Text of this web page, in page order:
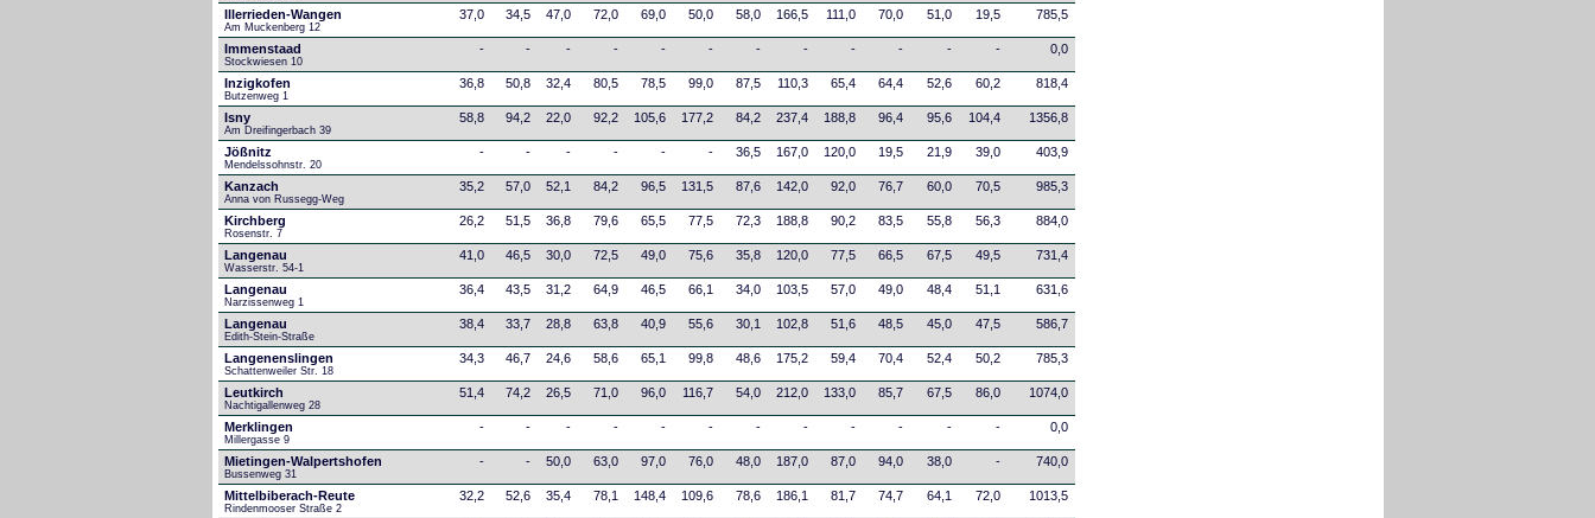
Illerrieden-Wangen
Am Muckenberg 12
37,0 34,5 47,0 72,0 69,0 50,0 58,0 166,5 111,0 70,0 51,0 19,5 785,5
Immenstaad
Stockwiesen 10
- - - - - - - - - - - - 0,0
Inzigkofen
Butzenweg 1
36,8 50,8 32,4 80,5 78,5 99,0 87,5 110,3 65,4 64,4 52,6 60,2 818,4
Isny
Am Dreifingerbach 39
58,8 94,2 22,0 92,2 105,6 177,2 84,2 237,4 188,8 96,4 95,6 104,4 1356,8
Jößnitz
Mendelssohnstr. 20
- - - - - - 36,5 167,0 120,0 19,5 21,9 39,0 403,9
Kanzach
Anna von Russegg-Weg
35,2 57,0 52,1 84,2 96,5 131,5 87,6 142,0 92,0 76,7 60,0 70,5 985,3
Kirchberg
Rosenstr. 7
26,2 51,5 36,8 79,6 65,5 77,5 72,3 188,8 90,2 83,5 55,8 56,3 884,0
Langenau
Wasserstr. 54-1
41,0 46,5 30,0 72,5 49,0 75,6 35,8 120,0 77,5 66,5 67,5 49,5 731,4
Langenau
Narzissenweg 1
36,4 43,5 31,2 64,9 46,5 66,1 34,0 103,5 57,0 49,0 48,4 51,1 631,6
Langenau
Edith-Stein-Straße
38,4 33,7 28,8 63,8 40,9 55,6 30,1 102,8 51,6 48,5 45,0 47,5 586,7
Langenenslingen
Schattenweiler Str. 18
34,3 46,7 24,6 58,6 65,1 99,8 48,6 175,2 59,4 70,4 52,4 50,2 785,3
Leutkirch
Nachtigallenweg 28
51,4 74,2 26,5 71,0 96,0 116,7 54,0 212,0 133,0 85,7 67,5 86,0 1074,0
Merklingen
Millergasse 9
- - - - - - - - - - - - 0,0
Mietingen-Walpertshofen
Bussenweg 31
- - 50,0 63,0 97,0 76,0 48,0 187,0 87,0 94,0 38,0 - 740,0
Mittelbiberach-Reute
Rindenmooser Straße 2
32,2 52,6 35,4 78,1 148,4 109,6 78,6 186,1 81,7 74,7 64,1 72,0 1013,5